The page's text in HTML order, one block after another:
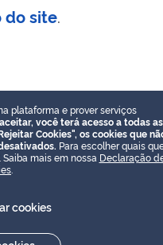
do site.
plataforma e prover serviços
você terá acesso a todas as
Cookies", os cookies que
Para escolher quais
mais em nossa Declaração
cookies